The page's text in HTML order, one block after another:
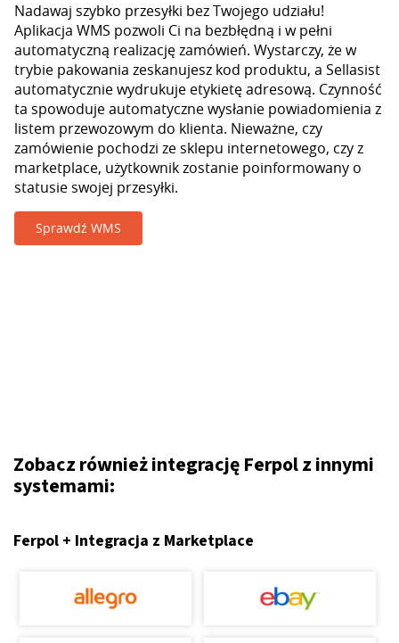
Nadawaj szybko przesyłki bez Twojego udziału!
Aplikacja WMS pozwoli Ci na bezbłędną i w pełni
automatyczną realizację zamówień. Wystarczy, że w
trybie pakowania zeskanujesz kod produktu, a Sellasist
automatycznie wydrukuje etykietę adresową. Czynność
ta spowoduje automatyczne wysłanie powiadomienia z
listem przewozowym do klienta. Nieważne, czy
zamówienie pochodzi ze sklepu internetowego, czy z
marketplace, użytkownik zostanie poinformowany o
statusie swojej przesyłki.
Sprawdź WMS
Zobacz również integrację Ferpol z innymi
systemami:
Ferpol + Integracja z Marketplace